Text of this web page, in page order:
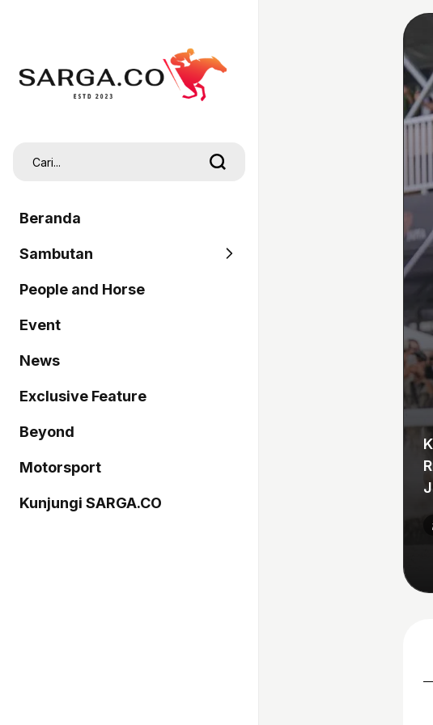
Beranda
Sambutan
SARGA
Pordasi
People and Horse
Event
News
Exclusive Feature
Beyond
Motorsport
Kunjungi SARGA.CO